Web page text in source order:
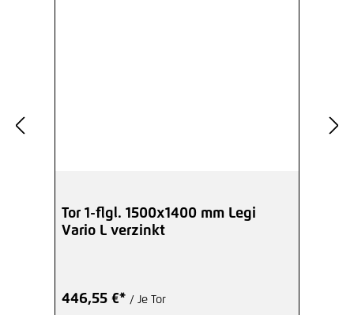
Tor 1-flgl. 1500x1400 mm Legi
Vario L verzinkt
446,55 €* / Je Tor